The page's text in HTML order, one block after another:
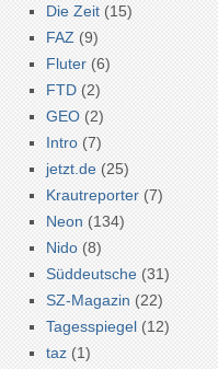
Die Zeit (15)
FAZ (9)
Fluter (6)
FTD (2)
GEO (2)
Intro (7)
jetzt.de (25)
Krautreporter (7)
Neon (134)
Nido (8)
Süddeutsche (31)
SZ-Magazin (22)
Tagesspiegel (12)
taz (1)